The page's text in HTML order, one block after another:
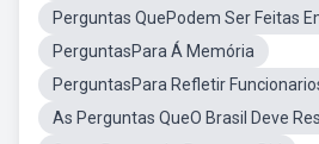
Perguntas QuePodem Ser Feitas
PerguntasPara Á Memória
PerguntasPara Refletir
As Perguntas QueO Brasil Deve